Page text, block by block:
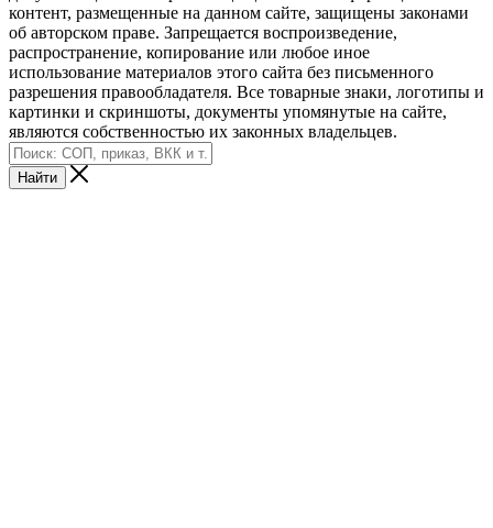
контент, размещенные на данном сайте, защищены законами
об авторском праве. Запрещается воспроизведение,
распространение, копирование или любое иное
использование материалов этого сайта без письменного
разрешения правообладателя. Все товарные знаки, логотипы и
картинки и скриншоты, документы упомянутые на сайте,
являются собственностью их законных владельцев.
Найти